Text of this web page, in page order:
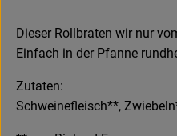
Dieser Rollbraten wir nur
Einfach in der Pfanne
Zutaten:
Schweinefleisch**,